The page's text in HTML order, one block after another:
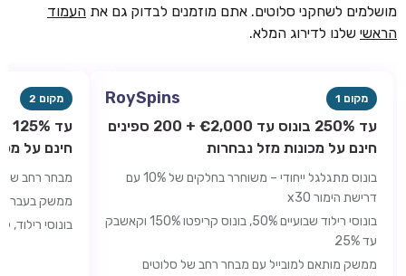
מושלמים לשחקני סלוטים. אתם מוזמנים לבדוק גם את העמוד
הראשי שלנו לדירוג המלא.
RoySpins מקום 1
עד 250% בונוס עד €2,000 + 200 ספינים
חינם על מכונות מזל נבחרות
בונוס מתגלגל ייחודי – משוחרר בחלקים של 10% עם
דרישת הימור x30
בונוסי רילוד שבועיים 50%, בונוס קריפטו 150% וקאשבק
עד 25%
ממשק מותאם למובייל עם מבחר רחב של סלוטים
מקום 2
חינם על
מבחר רחב של
ממשק
בונוסי